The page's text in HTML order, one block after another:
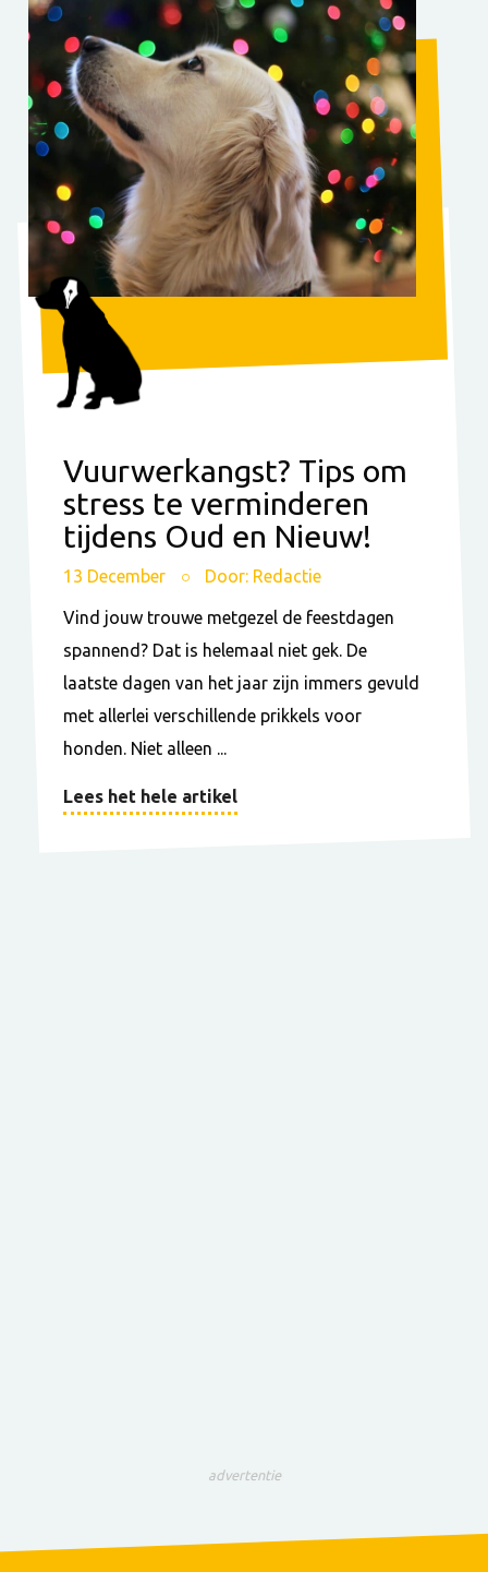
Vuurwerkangst? Tips om
stress te verminderen
tijdens Oud en Nieuw!
13 December Door: Redactie
Vind jouw trouwe metgezel de feestdagen
spannend? Dat is helemaal niet gek. De
laatste dagen van het jaar zijn immers gevuld
met allerlei verschillende prikkels voor
honden. Niet alleen ...
Lees het hele artikel
advertentie